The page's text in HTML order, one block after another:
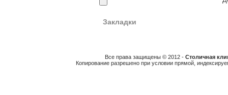
Закладки
Все права защищены © 2012 - Столичная
Копирование разрешено при условии прямой,